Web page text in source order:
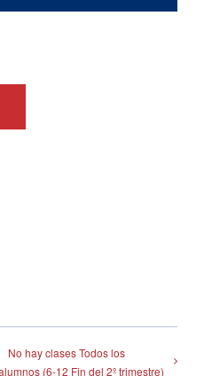
No hay clases Todos los
(6-12 Fin del 2º trimestre)